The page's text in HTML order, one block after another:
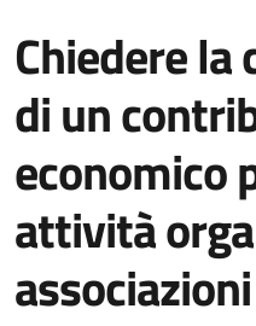
Chiedere la
di un
economico
attività
associazioni